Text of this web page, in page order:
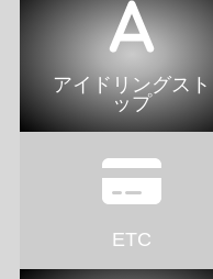
アイドリングスト
ップ
ETC